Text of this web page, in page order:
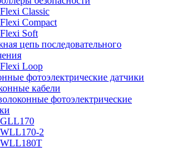
Flexi Classic
Flexi Compact
Flexi Soft
цепь последовательного
Flexi Loop
фотоэлектрические датчики
кабели
фотоэлектрические
GLL170
WLL170-2
WLL180T